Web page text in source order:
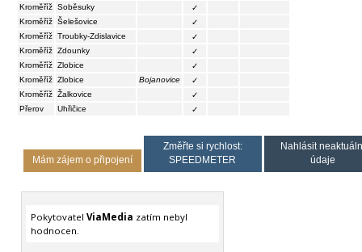
Kroměříž Soběsuky
✓
Kroměříž Šelešovice
✓
Kroměříž Troubky-Zdislavice
✓
Kroměříž Zdounky
✓
Kroměříž Zlobice
✓
Kroměříž Zlobice Bojanovice
✓
Kroměříž Žalkovice
✓
Přerov
Uhřičice ✓
Mám zájem o připojení
Změřte si rychlost:
SPEEDMETER
Nahlásit
údaje
Pokytovatel ViaMedia zatím nebyl
hodnocen.